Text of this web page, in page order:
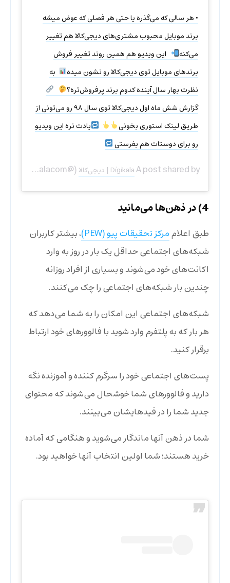
• هر سالی که می‌گذره یا حتی هر فصلی که عوض میشه
برند موبایل محبوب مشتری‌های دیجی‌کالا هم تغییر
می‌کنه
‌‌‌‌‌ ‌‌ ‌‌‌‌‌این ویدیو هم همین روند تغییر فروش
برندهای موبایل توی دیجی‌کالا رو نشون میده
‌‌‌ به
نظرت بهار سال آینده کدوم برند پرفروش‌تره؟
گزارش شش ماه اول دیجی‌کالا توی سال ۹۸ رو می‌تونی از
طریق لینک استوری بخونی
یادت نره این ویدیو
رو برای دوستات هم بفرستی
A post shared byDigikala | دیجی‌کالا (@digikalacom) on
4) در ذهن‌ها می‌مانید
طبق اعلاممرکز تحقیقات پیو (PEW)
، بیشتر کاربران
شبکه‌های اجتماعی حداقل یک بار در روز به وارد
اکانت‌های خود می‌شوند و بسیاری از افراد روزانه
چندین بار شبکه‌های اجتماعی را چک می‌کنند.
شبکه‌های اجتماعی این امکان را به شما می‌دهد که
هر بار که به پلتفرم وارد شوید با فالوورهای خود ارتباط
برقرار کنید.
پست‌های اجتماعی خود را سرگرم کننده و آموزنده نگه
دارید و فالوورهای شما خوشحال می‌شوند که محتوای
جدید شما را در فیدهایشان می‌بینند.
شما در ذهن آنها ماندگار می‌شوید و هنگامی که آماده
خرید هستند؛ شما اولین انتخاب آنها خواهید بود.